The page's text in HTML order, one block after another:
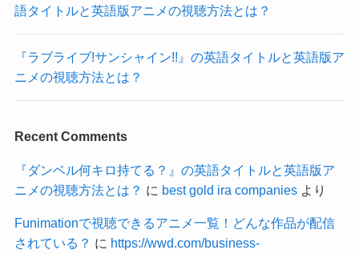
語タイトルと英語版アニメの視聴方法とは？
『ラブライブ!サンシャイン!!』の英語タイトルと英語版ア
ニメの視聴方法とは？
Recent Comments
『ダンベル何キロ持てる？』の英語タイトルと英語版ア
ニメの視聴方法とは？ に best gold ira companiesより
Funimationで視聴できるアニメ一覧！どんな作品が配信
されている？ に https://wwd.com/business-